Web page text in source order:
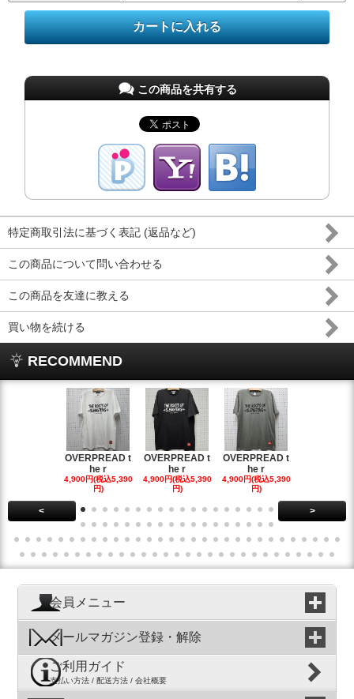
この商品を共有する
特定商取引法に基づく表記 (返品など)
この商品について問い合わせる
この商品を友達に教える
買い物を続ける
RECOMMEND
OVERPREAD t
he r
4,900円(税込5,390
円)
OVERPREAD t
he r
4,900円(税込5,390
円)
OVERPREAD t
he r
4,900円(税込5,390
円)
< >
会員メニュー
メールマガジン登録・解除
ご利用ガイド
支払い方法 / 配送方法 / 会社概要